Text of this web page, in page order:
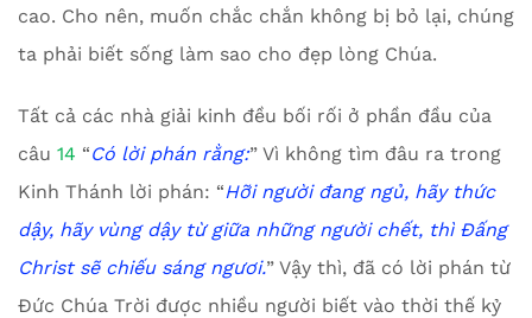
cao. Cho nên, muốn chắc chắn không bị bỏ lại, chúng
ta phải biết sống làm sao cho đẹp lòng Chúa.
Tất cả các nhà giải kinh đều bối rối ở phần đầu của
câu 14 “Có lời phán rằng:” Vì không tìm đâu ra trong
Kinh Thánh lời phán: “Hỡi người đang ngủ, hãy thức
dậy, hãy vùng dậy từ giữa những người chết, thì Đấng
Christ sẽ chiếu sáng ngươi.” Vậy thì, đã có lời phán từ
Đức Chúa Trời được nhiều người biết vào thời thế kỷ